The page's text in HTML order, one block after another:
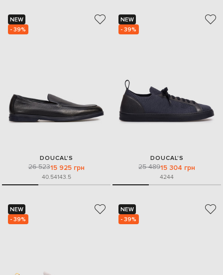
NEW
- 39%
DOUCAL'S
26 52315 925 грн
40.54143.5
NEW
- 39%
DOUCAL'S
25 48915 304 грн
4244
NEW
- 39%
NEW
- 39%